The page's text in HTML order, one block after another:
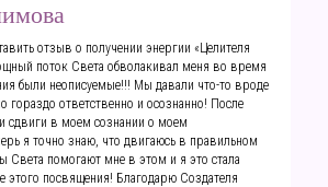
отзыв о получении энергии «Целителя
поток Света обволакивал меня во время
были неописуемые!!! Мы давали что-то вроде
гораздо ответственно и осознанно! После
сдвиги в моем сознании о моем
я точно знаю, что двигаюсь в правильном
Света помогают мне в этом и я это стала
этого посвящения! Благодарю Создателя